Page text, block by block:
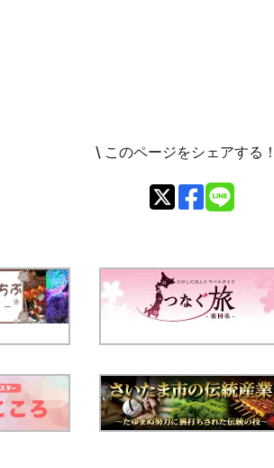
\ このページをシェアする